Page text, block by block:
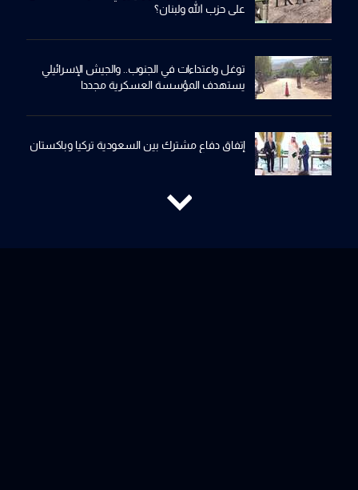
على حزب الله ولبنان؟
توغل واعتداءات في الجنوب.. والجيش الإسرائيلي
يستهدف المؤسسة العسكرية مجددا
إتفاق دفاع مشترك بين السعودية تركيا وباكستان